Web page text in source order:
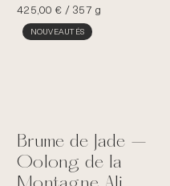
425,00 € / 357 g
NOUVEAUTÉS
Brume de Jade –
Oolong de la